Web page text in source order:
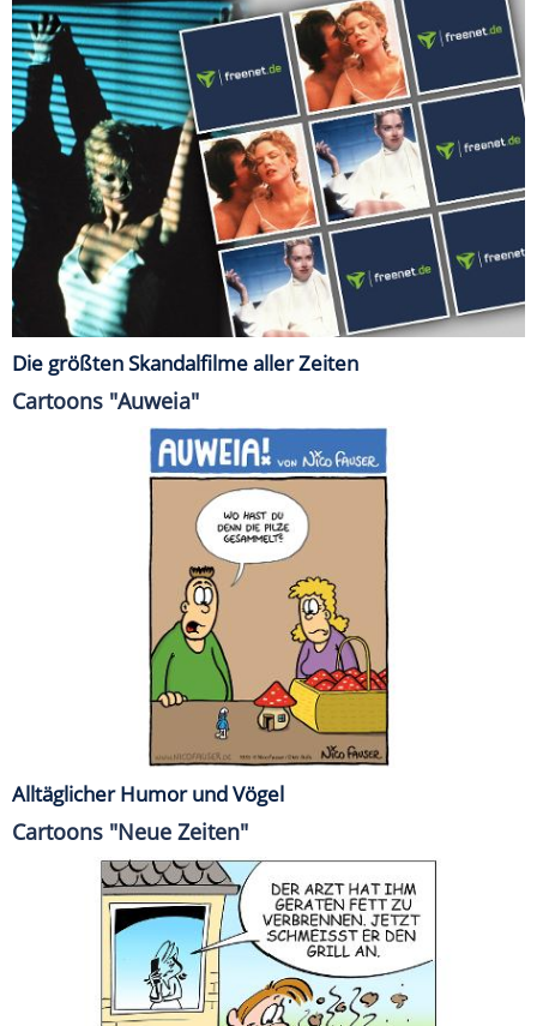
Die größten Skandalfilme aller Zeiten
Cartoons "Auweia"
Alltäglicher Humor und Vögel
Cartoons "Neue Zeiten"